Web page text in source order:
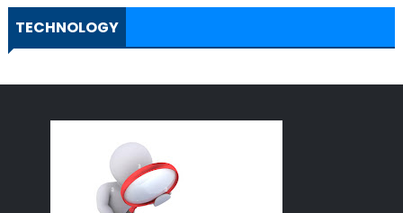
TECHNOLOGY